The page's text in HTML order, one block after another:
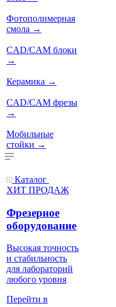
Фотополимерная
смола →
CAD/CAM блоки
→
Керамика →
CAD/CAM фрезы
→
Мобильные
стойки →
Каталог
ХИТ ПРОДАЖ
Фрезерное
оборудование
Высокая точность
и стабильность
для лабораторий
любого уровня
Перейти в